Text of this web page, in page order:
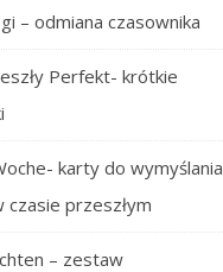
– odmiana czasownika
Perfekt- krótkie
karty do wymyślania
czasie przeszłym
– zestaw